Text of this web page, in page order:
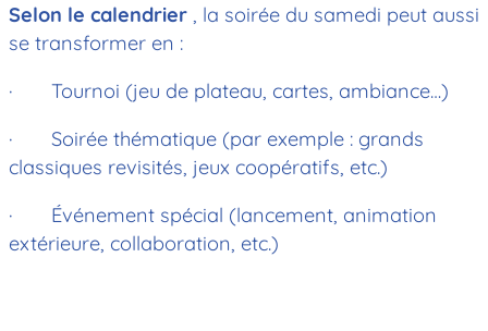
Selon le calendrier , la soirée du samedi peut aussi
se transformer en :
· Tournoi (jeu de plateau, cartes, ambiance…)
· Soirée thématique (par exemple : grands
classiques revisités, jeux coopératifs, etc.)
· Événement spécial (lancement, animation
extérieure, collaboration, etc.)